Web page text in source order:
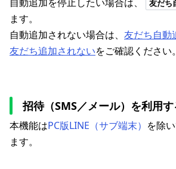
友だち
ます。
自動追加されない場合は、 友だち自動
友だち追加されないをご確認ください。
招待（SMS／メール）を利用す
本機能はPC版LINE（サブ端末） を除
ます。